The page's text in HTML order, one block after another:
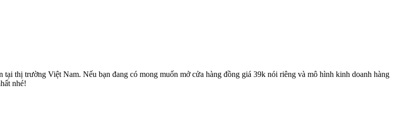
thị trường Việt Nam. Nếu bạn đang có mong muốn mở cửa hàng đồng giá 39k nói riêng và mô hình kinh doanh hàng
nhé!